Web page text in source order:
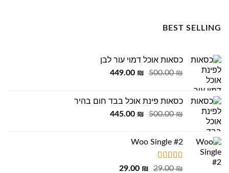
BEST SELLING
כסאות אוכל דמוי עור לבן
500.00₪
המחיר
500.00 ₪.
449.00 ₪
המחיר
449.00 ₪.
כסאות פינת אוכל בבד חום בהיר
500.00₪
המחיר
500.00 ₪.
445.00 ₪
המחיר
Woo Single #2
דורג4.75
29.00₪
המחיר
29.00 ₪
המחיר